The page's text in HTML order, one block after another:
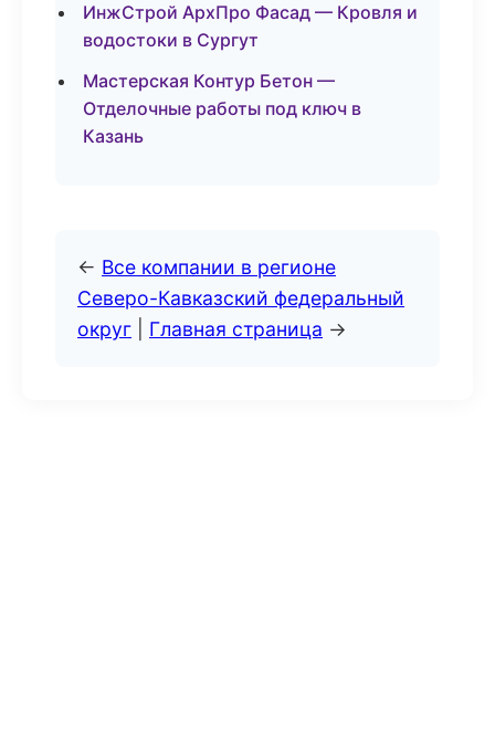
ИнжСтрой АрхПро Фасад — Кровля и
водостоки в Сургут
Мастерская Контур Бетон —
Отделочные работы под ключ в
Казань
← Все компании в регионе
Северо-Кавказский федеральный
округ
Главная страница →